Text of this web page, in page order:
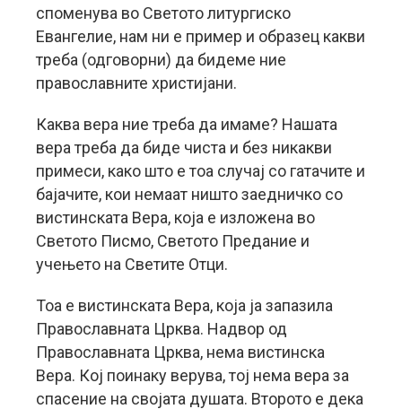
споменува во Светото литургиско
Евангелие, нам ни е пример и образец какви
треба (одговорни) да бидеме ние
православните христијани.
Каква вера ние треба да имаме? Нашата
вера треба да биде чиста и без никакви
примеси, како што е тоа случај со гатачите и
бајачите, кои немаат ништо заедничко со
вистинската Вера, која е изложена во
Светото Писмо, Светото Предание и
учењето на Светите Отци.
Тоа е вистинската Вера, која ја запазила
Православната Црква. Надвор од
Православната Црква, нема вистинска
Вера. Кој поинаку верува, тој нема вера за
спасение на својата душата. Второто е дека